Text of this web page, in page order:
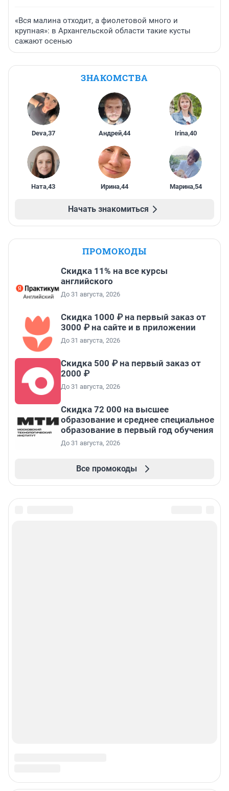
«Вся малина отходит, а фиолетовой много и
крупная»: в Архангельской области такие кусты
сажают осенью
ЗНАКОМСТВА
Deva,37 Андрей,44 Irina,40
Ната,43 Ирина,44 Марина,54
Начать знакомиться
ПРОМОКОДЫ
Скидка 11% на все курсы
английского
До 31 августа, 2026
Скидка 1000 ₽ на первый заказ от
3000 ₽ на сайте и в приложении
До 31 августа, 2026
Скидка 500 ₽ на первый заказ от
2000 ₽
До 31 августа, 2026
Скидка 72 000 на высшее
образование и среднее специальное
образование в первый год обучения
До 31 августа, 2026
Все промокоды